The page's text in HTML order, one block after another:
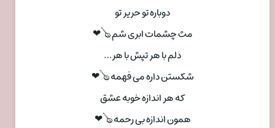
دوباره تو حریر تو
مث چشمات ابری شم 🪕❤
دلم با هر تپش با هر…
شکستن داره می فهمه 🪕❤
که هر اندازه خوبه عشق
همون اندازه بی رحمه 🪕❤